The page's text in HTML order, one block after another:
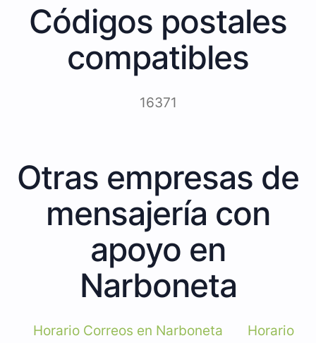
Códigos postales
compatibles
16371
Otras empresas de
mensajería con
apoyo en
Narboneta
Horario Correos en Narboneta
Horario